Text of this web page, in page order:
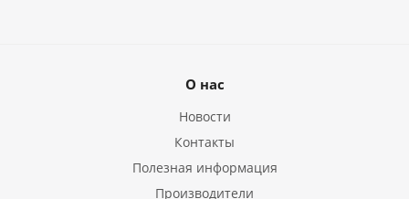
О нас
Новости
Контакты
Полезная информация
Производители